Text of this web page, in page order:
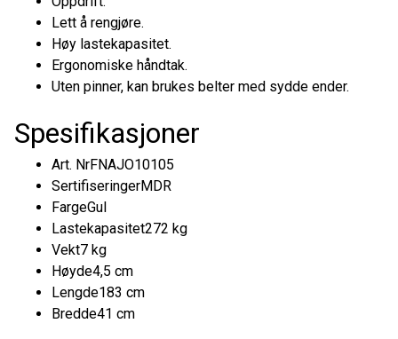
Lett å rengjøre.
Høy lastekapasitet.
Ergonomiske håndtak.
Uten pinner, kan brukes belter med sydde ender.
Spesifikasjoner
Art. NrFNAJO10105
SertifiseringerMDR
FargeGul
Lastekapasitet272 kg
Vekt7 kg
Høyde4,5 cm
Lengde183 cm
Bredde41 cm